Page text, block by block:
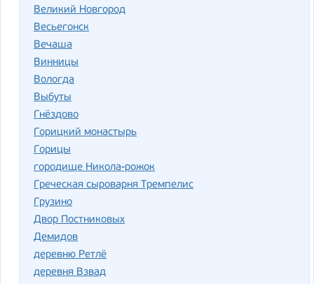
Великий Новгород
Весьегонск
Вечаша
Винницы
Вологда
Выбуты
Гнёздово
Горицкий монастырь
Горицы
городище Никола-рожок
Греческая сыроварня Тремпелис
Грузино
Двор Постниковых
Демидов
деревню Ретлё
деревня Взвад